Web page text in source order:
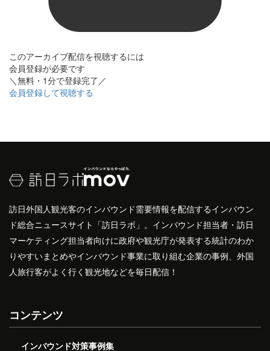
このアーカイブ配信を視聴するには
会員登録が必要です
＼無料・1分で登録完了／
会員登録して視聴する
訪日外国人観光客のインバウンド需要情報を配信するインバウン
ド総合ニュースサイト「訪日ラボ」。インバウンド担当者・訪日
マーケティング担当者向けに政府や観光庁が発表する統計のわか
りやすいまとめやインバウンド事業に取り組む企業の事例、外国
人旅行客がよく行く観光地などを毎日配信！
コンテンツ
インバウンド対策事例集